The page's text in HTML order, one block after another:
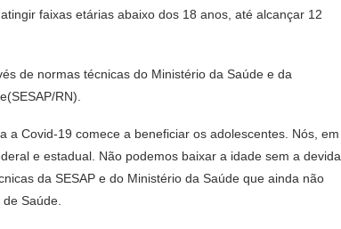
faixas etárias abaixo dos 18 anos, até alcançar 12
de normas técnicas do Ministério da Saúde e da
RN).
a Covid-19 comece a beneficiar os adolescentes. Nós, em
e estadual. Não podemos baixar a idade sem a devida
da SESAP e do Ministério da Saúde que ainda não
Saúde.